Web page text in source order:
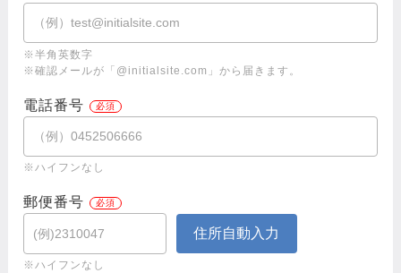
※半角英数字
※確認メールが「@initialsite.com」から届きます。
電話番号
※ハイフンなし
郵便番号
※ハイフンなし